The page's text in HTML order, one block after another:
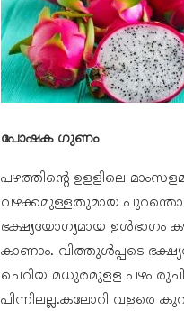
പോഷക ഗുണം
പഴത്തിന്റെ ഉളളിലെ
വഴക്കമുള്ളതുമായ
ഭക്ഷ്യയോഗ്യമായ ഉൾഭാഗം
കാണാം. വിത്തുൾപ്പടെ
ചെറിയ മധുരമുളള പഴം
പിന്നിലല്ല.കലോറി